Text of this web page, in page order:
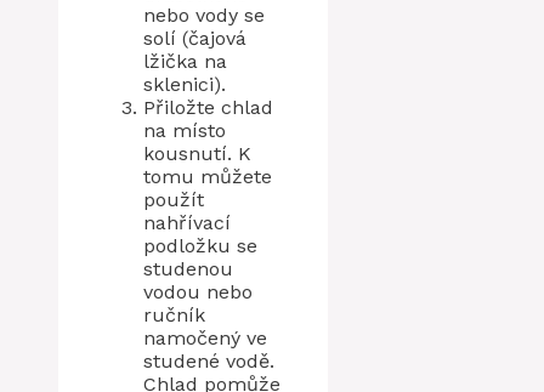
nebo vody se
solí (čajová
lžička na
sklenici).
Přiložte chlad
na místo
kousnutí. K
tomu můžete
použít
nahřívací
podložku se
studenou
vodou nebo
ručník
namočený ve
studené vodě.
Chlad pomůže